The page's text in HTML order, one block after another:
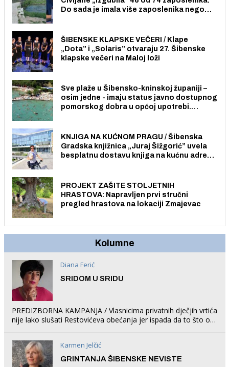
Do sada je imala više zaposlenika nego
ŠIBENSKE KLAPSKE VEČERI / Klape
„Dota” i „Solaris” otvaraju 27. Šibenske
klapske večeri na Maloj loži
Sve plaže u Šibensko-kninskoj županiji –
osim jedne - imaju status javno dostupnog
pomorskog dobra u općoj upotrebi.
KNJIGA NA KUĆNOM PRAGU / Šibenska
Gradska knjižnica „Juraj Šižgorić” uvela
besplatnu dostavu knjiga na kućnu adresu
PROJEKT ZAŠITE STOLJETNIH
HRASTOVA: Napravljen prvi stručni
pregled hrastova na lokaciji Zmajevac
Kolumne
Diana Ferić
SRIDOM U SRIDU
PREDIZBORNA KAMPANJA / Vlasnicima privatnih dječjih vrtića
nije lako slušati Restovićeva obećanja jer ispada da to što oni
Karmen Jelčić
GRINTANJA ŠIBENSKE NEVISTE